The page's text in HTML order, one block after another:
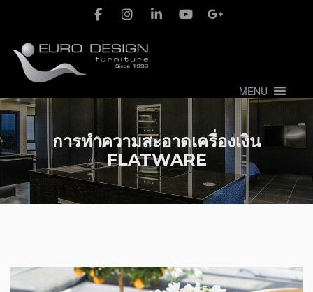
MENU
การทำความสะอาดเครื่องเงิน
FLATWARE